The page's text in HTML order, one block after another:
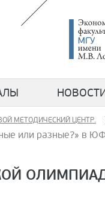
МЕТОДИЧЕСКИЙ ЦЕНТР.
или разные?» в